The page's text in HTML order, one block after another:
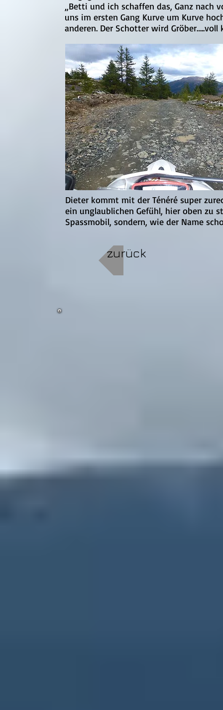
„Betti und ich schaffen das, Ganz nach
uns im ersten Gang Kurve um Kurve
anderen. Der Schotter wird Gröber…..voll
Dieter kommt mit der Ténéré super
ein unglaublichen Gefühl, hier oben zu
Spassmobil, sondern, wie der Name
zurück